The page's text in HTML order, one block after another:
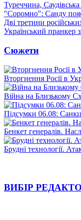
Туреччина,
"Соромно": Санду
Дві третини
Український пранкер
Сюжети
Вторгнення Росії в
Війна на Близькому
Підсумки 06.08:
Бенкет генералів.
Брудні технології.
ВИБІР